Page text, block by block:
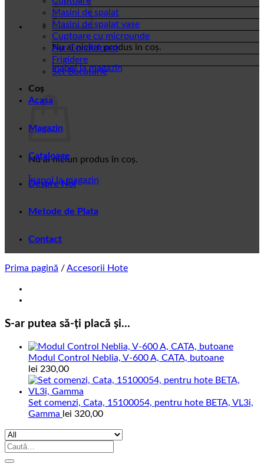
Nu ai niciun produs în coș.
Înapoi la magazin
Coș
Nu ai niciun produs în coș.
Înapoi la magazin
Masini de spalat
Masini de spalat vase
Cuptoare cu microunde
Aer Conditionat
Frigidere
Set Bucatarie
Acasa
Magazin
Cataloage
Despre Noi
Metode de Plata
Contact
Prima pagină /Accesorii Hote
S-ar putea să-ți placă și…
Modul Control Neblia, V-600 A, CATA, butoane
lei 230,00
Set comenzi, Cata, 15100054, pentru hote BETA, VL3i,
Gamma lei 320,00
Caută